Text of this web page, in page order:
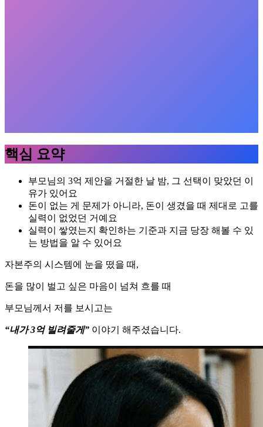
핵심 요약
부모님의 3억 제안을 거절한 날 밤, 그 선택이 맞았던 이
유가 있어요
돈이 없는 게 문제가 아니라, 돈이 생겼을 때 제대로 고를
실력이 없었던 거예요
실력이 쌓였는지 확인하는 기준과 지금 당장 해볼 수 있
는 방법을 알 수 있어요
자본주의 시스템에 눈을 떴을 때,
돈을 많이 벌고 싶은 마음이 넘쳐 흐를 때
부모님께서 저를 보시고는
“내가 3억 빌려줄게” 이야기 해주셨습니다.